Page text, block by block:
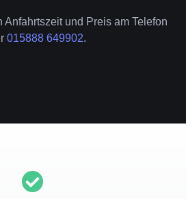
Anfahrtszeit und Preis am Telefon
015888 649902.